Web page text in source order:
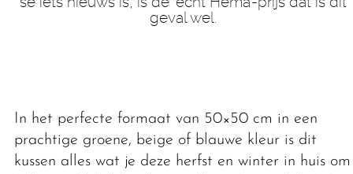
geval wel.
In het perfecte formaat van 50×50 cm in een
prachtige groene, beige of blauwe kleur is dit
kussen alles wat je deze herfst en winter in huis om